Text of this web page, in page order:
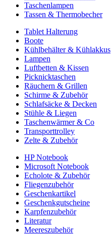
Taschenlampen
Tassen & Thermobecher
Tablet Halterung
Boote
Kühlbehälter & Kühlakkus
Lampen
Luftbetten & Kissen
Picknicktaschen
Räuchern & Grillen
Schirme & Zubehör
Schlafsäcke & Decken
Stühle & Liegen
Taschenwärmer & Co
Transporttrolley
Zelte & Zubehör
HP Notebook
Microsoft Notebook
Echolote & Zubehör
Fliegenzubehör
Geschenkartikel
Geschenkgutscheine
Karpfenzubehör
Literatur
Meereszubehör